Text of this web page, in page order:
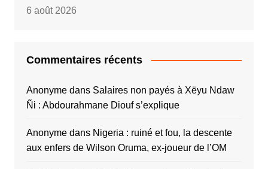
6 août 2026
Commentaires récents
Anonymedans Salaires non payés à Xëyu Ndaw
Ñi : Abdourahmane Diouf s’explique
Anonymedans Nigeria : ruiné et fou, la descente
aux enfers de Wilson Oruma, ex-joueur de l’OM